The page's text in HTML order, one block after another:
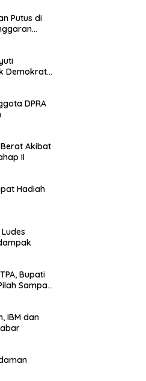
Putus di
Demokrat
DPRA
Akibat
II
Hadiah
Bupati
Sampah
IBM dan